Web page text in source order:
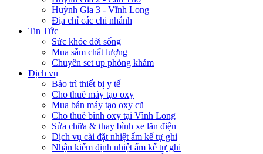
Huỳnh Gia 3 - Vĩnh Long
Địa chỉ các chi nhánh
Tin Tức
Sức khỏe đời sống
Mua sắm chất lượng
Chuyên set up phòng khám
Dịch vụ
Bảo trì thiết bị y tế
Cho thuê máy tạo oxy
Mua bán máy tạo oxy cũ
Cho thuê bình oxy tại Vĩnh Long
Sửa chữa & thay bình xe lăn điện
Dịch vụ cài đặt nhiệt ẩm kế tự ghi
Nhận kiểm định nhiệt ẩm kế tự ghi